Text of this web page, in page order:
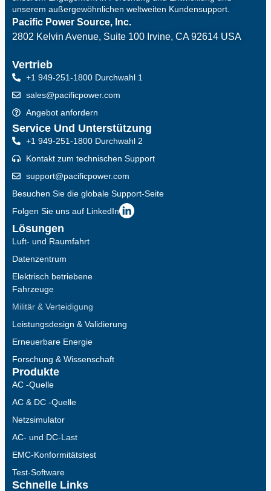
unserem außergewöhnlichen weltweiten Kundensupport.
Pacific Power Source, Inc.
2802 Kelvin Avenue, Suite 100 Irvine, CA 92614 USA
Lösungen
Luft- und Raumfahrt
Datenzentrum
Elektrisch betriebene
Fahrzeuge
Militär & Verteidigung
Leistungsdesign & Validierung
Erneuerbare Energie
Forschung & Wissenschaft
Produkte
AC -Quelle
AC & DC -Quelle
Netzsimulator
AC- und DC-Last
EMC-Konformitätstest
Test-Software
Schnelle Links
Vertrieb
+1 949-251-1800 Durchwahl 1
sales@pacificpower.com
Angebot anfordern
Service Und Unterstützung
+1 949-251-1800 Durchwahl 2
Kontakt zum technischen Support
support@pacificpower.com
Besuchen Sie die globale Support-Seite
Folgen Sie uns auf LinkedIn